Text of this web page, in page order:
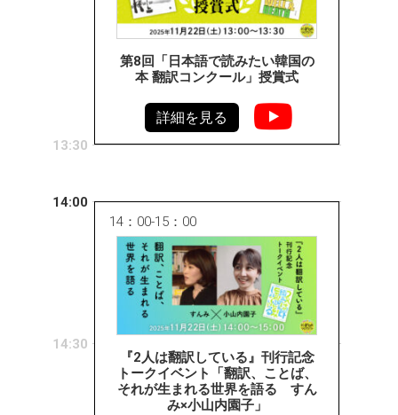
第8回「日本語で読みたい韓国の
本 翻訳コンクール」授賞式
詳細を見る
13:30
14:00
14：00-15：00
『2人は翻訳している』刊行記念
トークイベント「翻訳、ことば、
それが生まれる世界を語る すん
み×小山内園子」
14:30